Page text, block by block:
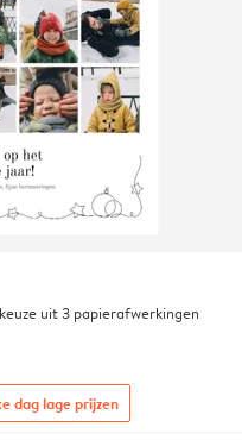
uit 3 papierafwerkingen
dag lage prijzen